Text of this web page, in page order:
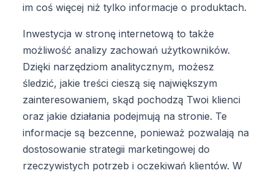
im coś więcej niż tylko informacje o produktach.
Inwestycja w stronę internetową to także
możliwość analizy zachowań użytkowników.
Dzięki narzędziom analitycznym, możesz
śledzić, jakie treści cieszą się największym
zainteresowaniem, skąd pochodzą Twoi klienci
oraz jakie działania podejmują na stronie. Te
informacje są bezcenne, ponieważ pozwalają na
dostosowanie strategii marketingowej do
rzeczywistych potrzeb i oczekiwań klientów. W